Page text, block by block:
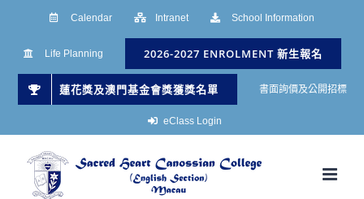
Calendar Intranet School Information
Life Planning 2026-2027 ENROLMENT 新生報名
蓮花獎及澳門基金會獎獲獎名單 書面詢價及公開招標
eClass Login